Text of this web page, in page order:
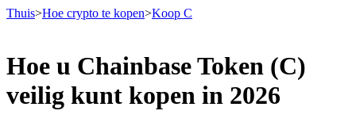
Termijncontracten
Thuis>Hoe crypto te kopen>Koop C
Hoe u Chainbase Token (C)
veilig kunt kopen in 2026